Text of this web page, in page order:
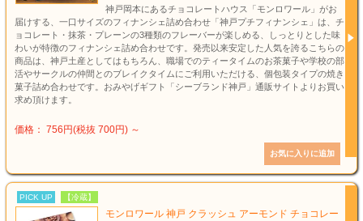
神戸岡本にあるチョコレートハウス「モンロワール」がお
届けする、一口サイズのフィナンシェ詰め合わせ「神戸プチフィナンシェ」は、チ
ョコレート・抹茶・プレーンの3種類のフレーバーが楽しめる、しっとりとした味
わいが特徴のフィナンシェ詰め合わせです。発売以来安定した人気を誇るこちらの
商品は、神戸土産としてはもちろん、職場でのティータイムのお茶菓子や学校の部
活やサークルの仲間とのブレイクタイムにご利用いただける、個包装タイプの焼き
菓子詰め合わせです。おみやげギフト「シーブランド神戸」通販サイトよりお買い
求め頂けます。
価格： 756円(税抜 700円) ～
PICK UP 【冷蔵】
モンロワール 神戸 クラッシュ アーモンド チョコレー